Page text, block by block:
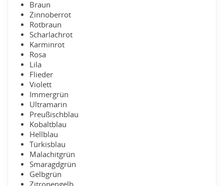
Braun
Zinnoberrot
Rotbraun
Scharlachrot
Karminrot
Rosa
Lila
Flieder
Violett
Immergrün
Ultramarin
Preußischblau
Kobaltblau
Hellblau
Türkisblau
Malachitgrün
Smaragdgrün
Gelbgrün